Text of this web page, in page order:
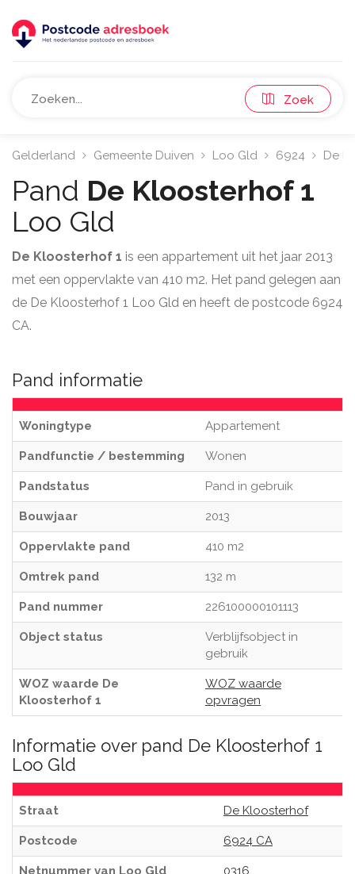
Zoek
Gelderland Gemeente Duiven Loo Gld 6924 De
Pand De Kloosterhof 1
Loo Gld
De Kloosterhof 1 is een appartement uit het jaar 2013
met een oppervlakte van 410 m2. Het pand gelegen aan
de De Kloosterhof 1 Loo Gld en heeft de postcode 6924
CA.
Pand informatie
Woningtype Appartement
Pandfunctie / bestemming Wonen
Pandstatus Pand in gebruik
Bouwjaar 2013
Oppervlakte pand 410 m2
Omtrek pand 132 m
Pand nummer 226100000101113
Object status
Verblijfsobject in
gebruik
WOZ waarde De
Kloosterhof 1
WOZ waarde
opvragen
Informatie over pand De Kloosterhof 1
Loo Gld
Straat De Kloosterhof
Postcode 6924 CA
Netnummer van Loo Gld 0316